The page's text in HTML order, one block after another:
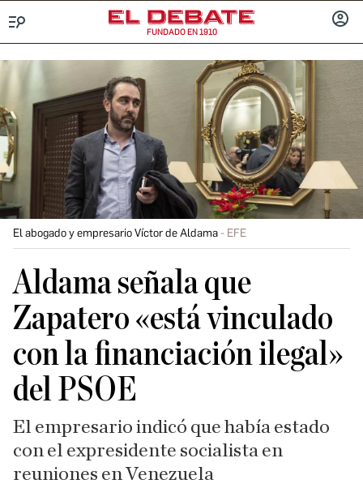
FUNDADO EN 1910
El abogado y empresario Víctor de Aldama EFE
Aldama señala que
Zapatero «está vinculado
con la financiación ilegal»
del PSOE
El empresario indicó que había estado
con el expresidente socialista en
reuniones en Venezuela